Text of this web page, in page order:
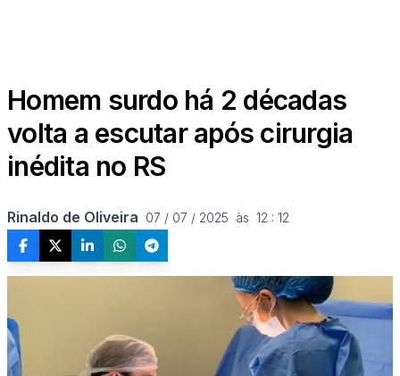
Homem surdo há 2 décadas
volta a escutar após cirurgia
inédita no RS
Rinaldo de Oliveira 07 / 07 / 2025  às  12 : 12